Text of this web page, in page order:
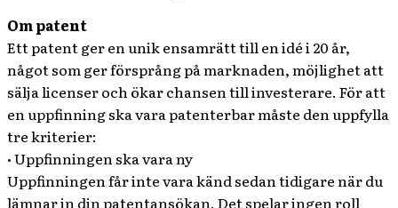
Om patent
Ett patent ger en unik ensamrätt till en idé i 20 år,
något som ger försprång på marknaden, möjlighet att
sälja licenser och ökar chansen till investerare. För att
en uppfinning ska vara patenterbar måste den uppfylla
tre kriterier:
• Uppfinningen ska vara ny
Uppfinningen får inte vara känd sedan tidigare när du
lämnar in din patentansökan. Det spelar ingen roll